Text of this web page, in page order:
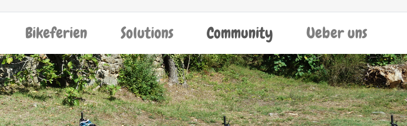
Bikeferien Solutions Community Ueber uns